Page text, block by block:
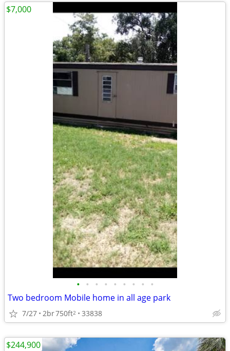
• • • • • • • • •
Two bedroom Mobile home in all age park
7/27 2br750ft2 33838
$7,000
$244,900